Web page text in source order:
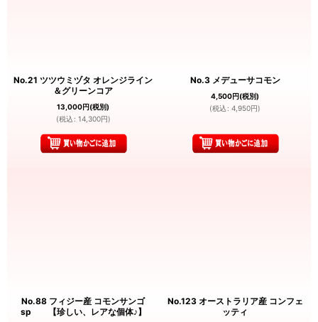
No.21 ツツウミヅタ オレンジライン
＆グリーンコア
13,000円(税別)
(税込 : 14,300円)
No.3 メデューサコモン
4,500円(税別)
(税込 : 4,950円)
No.88 フィジー産 コモンサンゴ
sp 【珍しい、レアな個体♪】
No.123 オーストラリア産 コンフェ
ッティ